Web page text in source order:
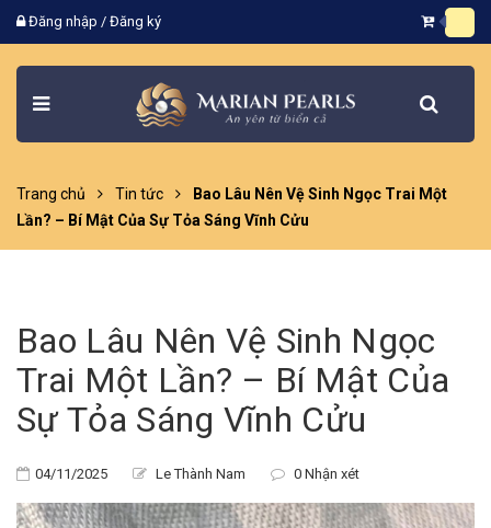
Đăng nhập / Đăng ký
Trang chủ Tin tức
Bao Lâu Nên Vệ Sinh Ngọc Trai Một
Lần? – Bí Mật Của Sự Tỏa Sáng Vĩnh Cửu
Bao Lâu Nên Vệ Sinh Ngọc
Trai Một Lần? – Bí Mật Của
Sự Tỏa Sáng Vĩnh Cửu
04/11/2025 Le Thành Nam 0 Nhận xét